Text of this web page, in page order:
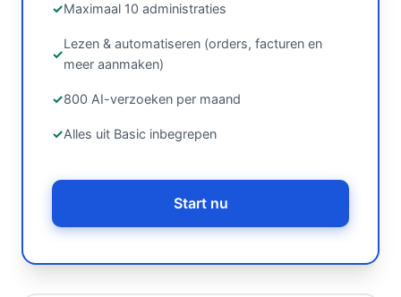
Maximaal 10 administraties
Lezen & automatiseren (orders, facturen en
meer aanmaken)
800 AI-verzoeken per maand
Alles uit Basic inbegrepen
Start nu